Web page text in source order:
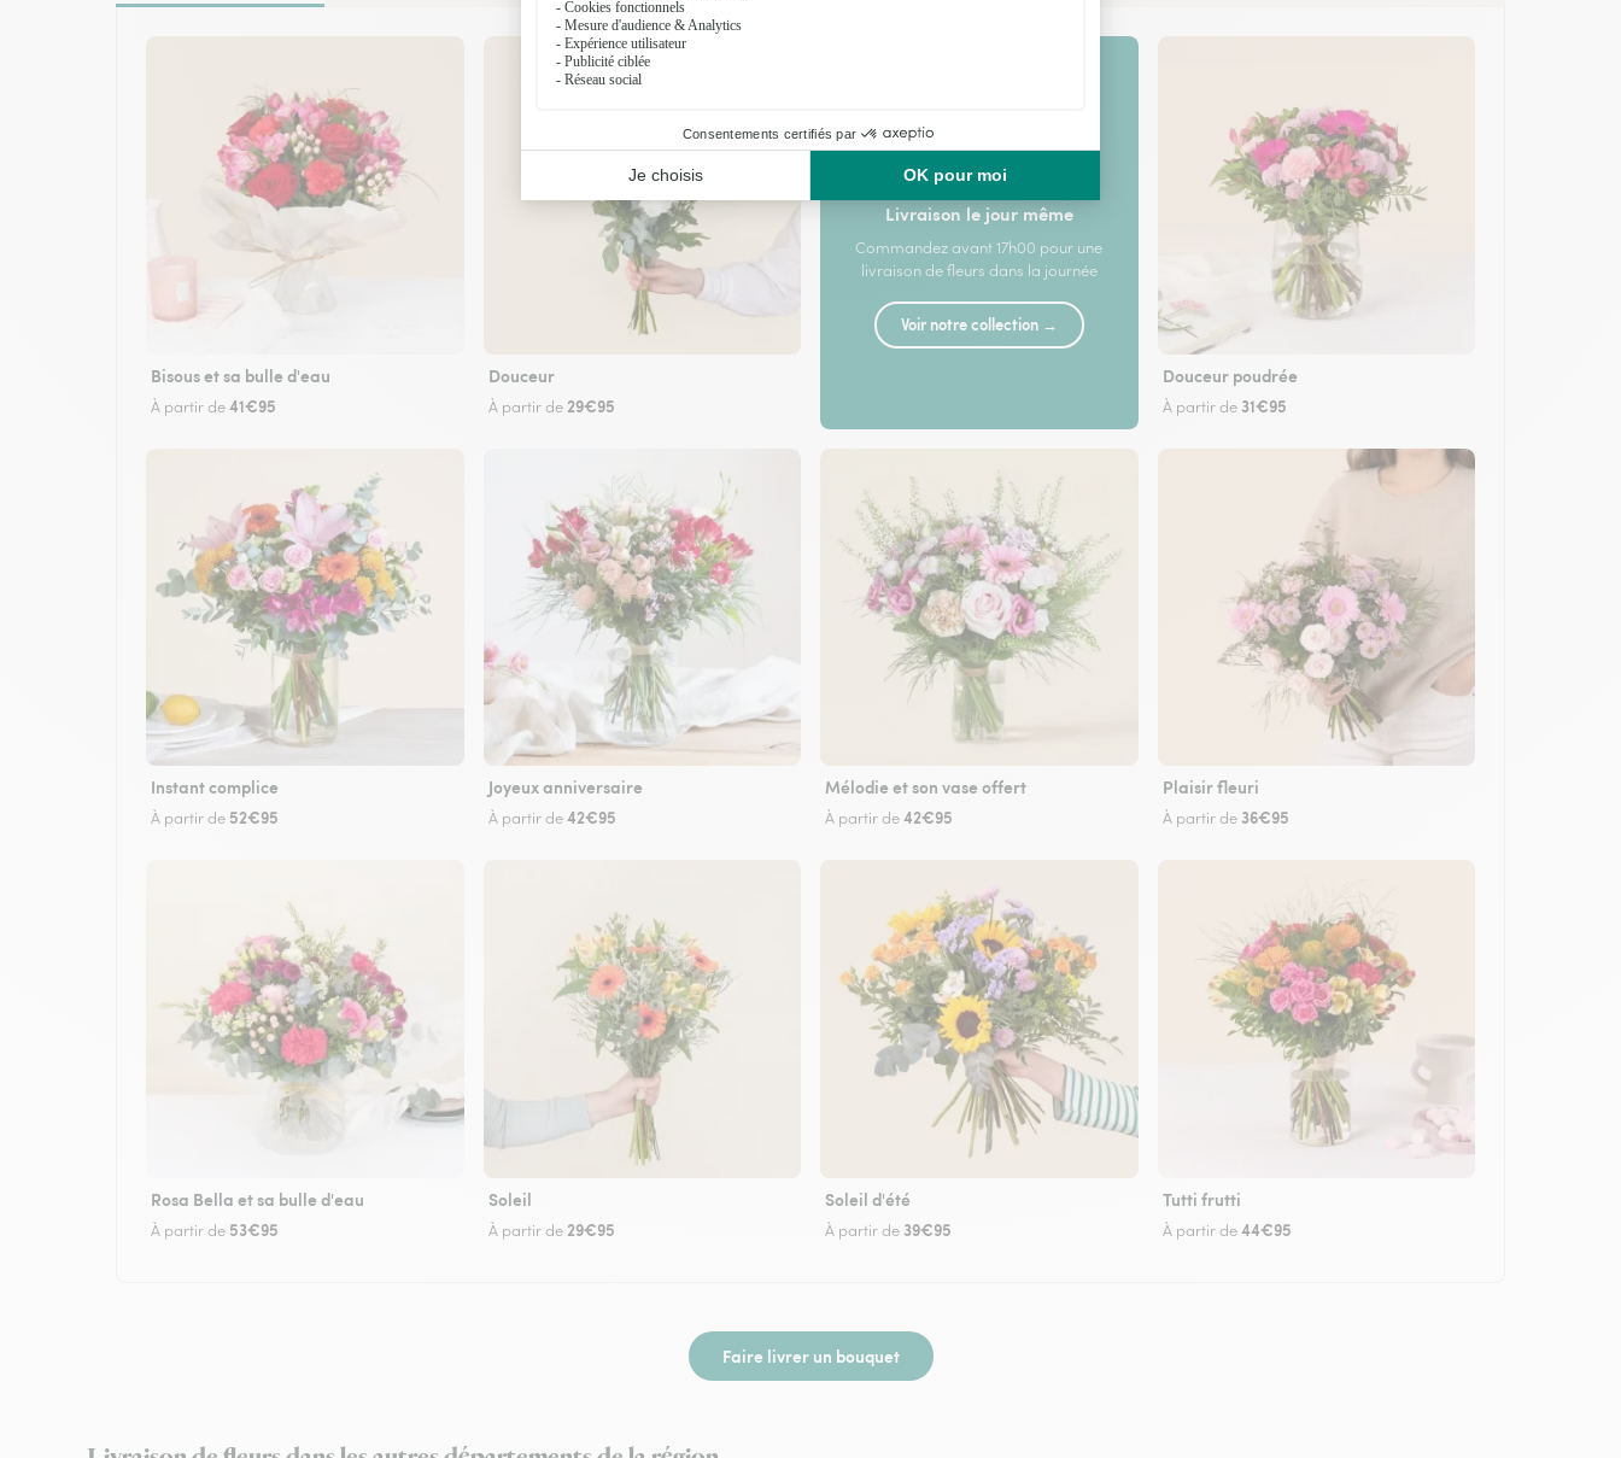
Bisous et sa bulle d'eau
À partir de41€95
Douceur
À partir de 29€95
Livraison en 4h
—
Livraison le jour même
Commandez avant 17h00 pour une
livraison de fleurs dans la journée
Voir notre collection →
Douceur poudrée
À partir de 31€95
Instant complice
À partir de 52€95
Joyeux anniversaire
À partir de42€95
Mélodie et son vase offert
À partir de42€95
Plaisir fleuri
À partir de 36€95
Rosa Bella et sa bulle d'eau
À partir de 53€95
Soleil
À partir de 29€95
Soleil d'été
À partir de 39€95
Tutti frutti
À partir de44€95
Faire livrer un bouquet